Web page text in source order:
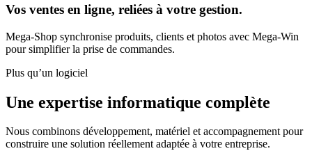
Vos ventes en ligne, reliées à votre gestion.
Mega-Shop synchronise produits, clients et photos avec Mega-Win
pour simplifier la prise de commandes.
Plus qu’un logiciel
Une expertise informatique complète
Nous combinons développement, matériel et accompagnement pour
construire une solution réellement adaptée à votre entreprise.